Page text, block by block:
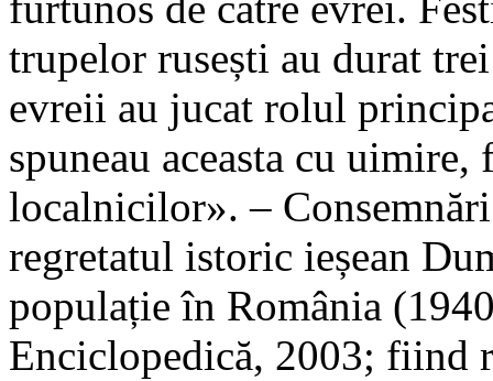
trupelor rusești au durat
evreii au jucat rolul
spuneau aceasta cu uimire,
localnicilor». –
regretatul istoric ieșean
populație în România
Enciclopedică, 2003; fiind